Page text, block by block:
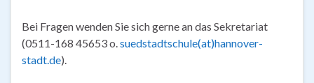
Bei Fragen wenden Sie sich gerne an das Sekretariat
(0511-168 45653 o.suedstadtschule(at)hannover-
stadt.de).